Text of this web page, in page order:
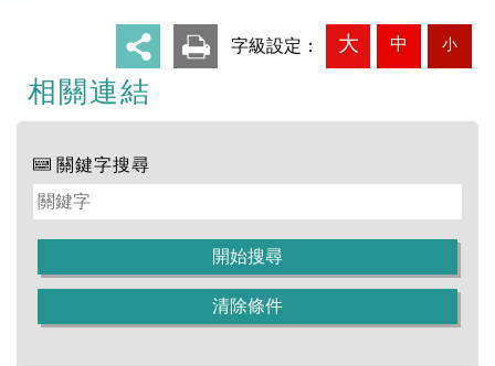
字級設定： 大 中 小
相關連結
關鍵字搜尋